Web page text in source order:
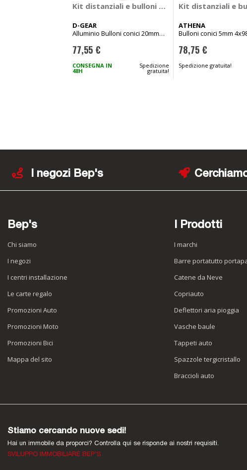
Kit distanziali e bulloni LX complete set -
D-GEAR
Alluminio Bulloni conici 20mm
77,55 €
CONSEGNA IN
48H
Spedizione
gratuita!
Kit distanziali e
ATHENA
Bulloni conici 5mm
78,75 €
Spedizione gratuita!
I negozi Bep's
Bep's
Chi siamo
I negozi
I centri installazione
Le carte regalo
Promozioni Auto
Promozioni Moto
Promozioni Bici
Mappa del sito
I Prodotti
I marchi
Barre portatutto
Catene da Neve
Copriauto
Deflettori aria pioggia
Vasche baule
Tappeti auto
Spazzole tergicristallo
Braccioli auto
Stiamo cercando nuove sedi!
Hai un immobile da proporci? Controlla qui se risponde ai nostri requisiti.
SVILUPPO IMMOBILIARE BEP'S